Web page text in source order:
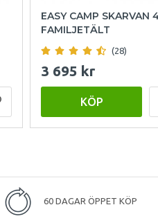
EASY CAMP SKARVAN
FAMILJETÄLT
(28)
3 695 kr
KÖP
60 DAGAR ÖPPET KÖP